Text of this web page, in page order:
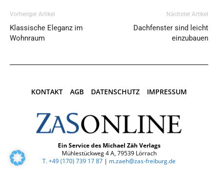
Vorheriger Artikel
Klassische Eleganz im
Wohnraum
Nächster Artikel
Dachfenster sind leicht
einzubauen
KONTAKT AGB DATENSCHUTZ IMPRESSUM
Ein Service des Michael Zäh Verlags
Mühlestückweg 4 A, 79539 Lörrach
T. +49 (170) 739 17 87‬ | m.zaeh@zas-freiburg.de